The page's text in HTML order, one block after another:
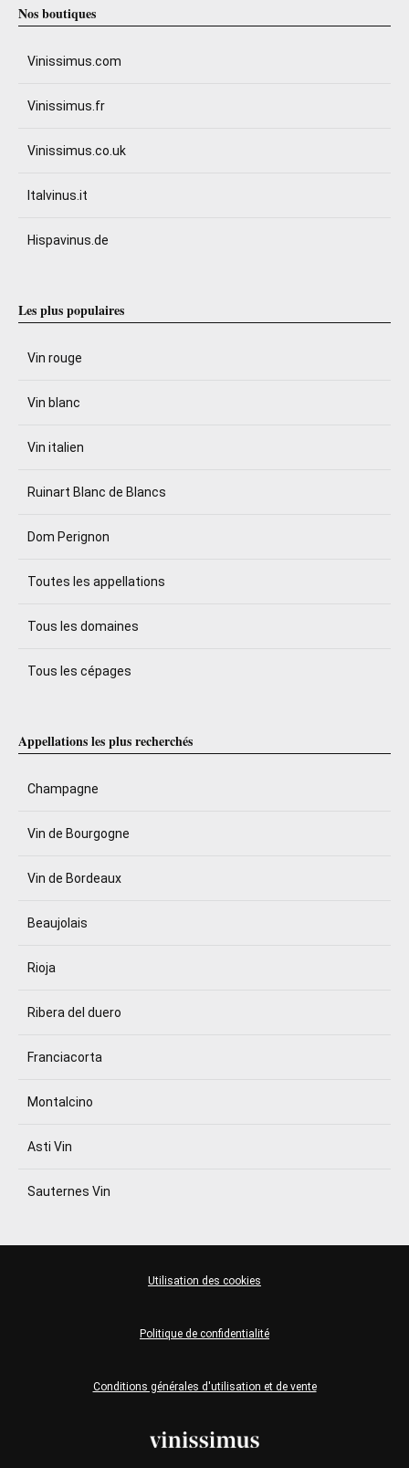
Nos boutiques
Vinissimus.com
Vinissimus.fr
Vinissimus.co.uk
Italvinus.it
Hispavinus.de
Les plus populaires
Vin rouge
Vin blanc
Vin italien
Ruinart Blanc de Blancs
Dom Perignon
Toutes les appellations
Tous les domaines
Tous les cépages
Appellations les plus recherchés
Champagne
Vin de Bourgogne
Vin de Bordeaux
Beaujolais
Rioja
Ribera del duero
Franciacorta
Montalcino
Asti Vin
Sauternes Vin
Conditions générales d'utilisation et de vente
Politique de confidentialité
Utilisation des cookies